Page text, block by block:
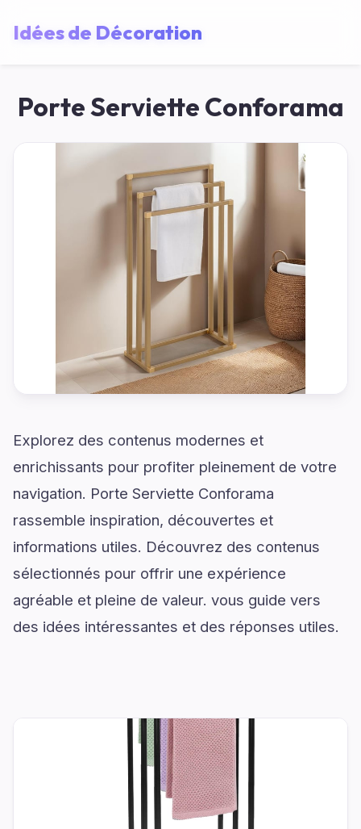
Idées de Décoration
Porte Serviette Conforama
Explorez des contenus modernes et
enrichissants pour profiter pleinement de votre
navigation. Porte Serviette Conforama
rassemble inspiration, découvertes et
informations utiles. Découvrez des contenus
sélectionnés pour offrir une expérience
agréable et pleine de valeur. vous guide vers
des idées intéressantes et des réponses utiles.